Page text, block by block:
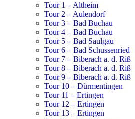
Tour 1 – Altheim
Tour 2 – Aulendorf
Tour 3 – Bad Buchau
Tour 4 – Bad Buchau
Tour 5 – Bad Saulgau
Tour 6 – Bad Schussenried
Tour 7 – Biberach a. d. Riß
Tour 8 – Biberach a. d. Riß
Tour 9 – Biberach a. d. Riß
Tour 10 – Dürmentingen
Tour 11 – Ertingen
Tour 12 – Ertingen
Tour 13 – Ertingen